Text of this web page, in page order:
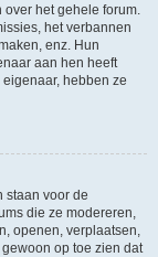
het gehele forum.
het verbannen
enz. Hun
aan hen heeft
hebben ze
staan voor de
die ze modereren,
openen, verplaatsen,
op toe zien dat